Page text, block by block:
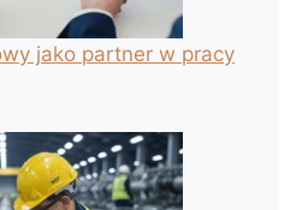
jako partner w pracy